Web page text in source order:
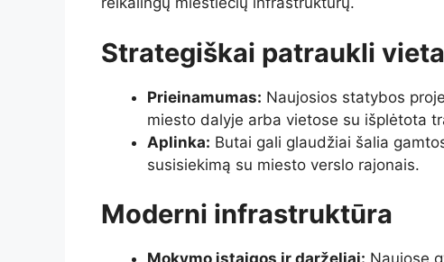
Strategiškai patraukli vieta
Prieinamumas: Naujosios statybos
miesto dalyje arba vietose su išplėtota
Aplinka: Butai gali glaudžiai šalia
susisiekimą su miesto verslo rajonais.
Moderni infrastruktūra